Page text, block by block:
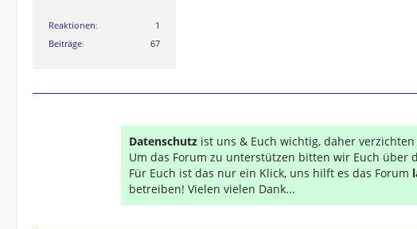
Reaktionen
1
Beiträge
67
Datenschutz ist uns & Euch wichtig, daher
Um das Forum zu unterstützen bitten wir Euch über
Für Euch ist das nur ein Klick, uns hilft es das Forum
betreiben! Vielen vielen Dank...